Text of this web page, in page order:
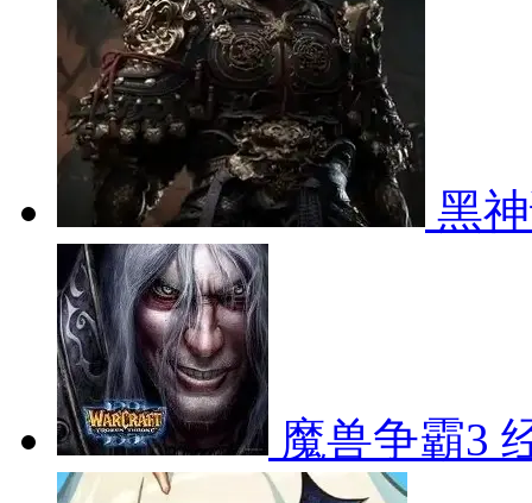
黑
魔兽争霸3